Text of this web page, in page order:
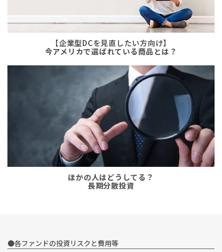
【企業型DCを見直したい方向け】
今アメリカで選ばれている商品とは？
ほかの人はどうしてる？
長期分散投資
●各ファンドの投資リスクと費用等